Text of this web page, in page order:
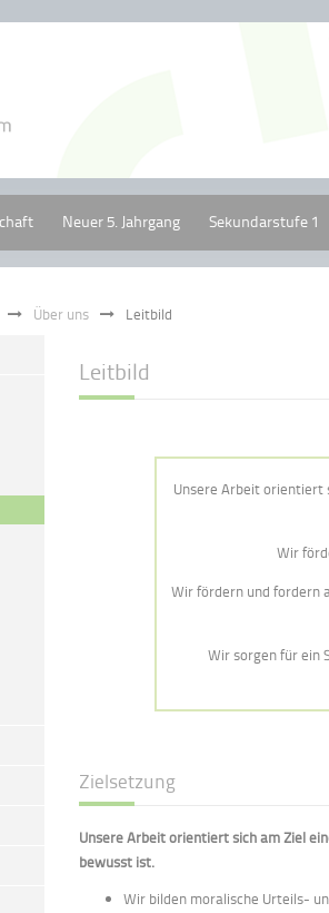
Neuer 5. Jahrgang Sekundarstufe 1
Über uns Leitbild
Leitbild
Unsere Arbeit orientiert
Wir
Wir fördern und fordern
Wir sorgen für ein
Zielsetzung
Unsere Arbeit orientiert sich am Ziel
bewusst ist.
Wir bilden moralische Urteils-